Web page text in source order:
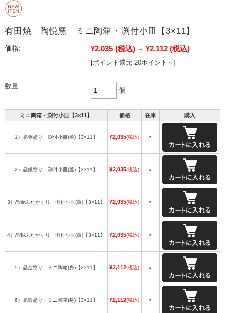
有田焼 陶悦窯 ミニ陶箱・渕付小皿【3×11】
価格: ¥2,035 (税込) ～ ¥2,112 (税込)
[ポイント還元 20ポイント～]
数量:
個
ミニ陶箱・渕付小皿【3×11】 価格 在庫 購入
1）晶金塗り 渕付小皿(蓋)【3×11】 ¥2,035(税込) ○
2）晶銀塗り 渕付小皿(蓋)【3×11】 ¥2,035(税込) ○
3）晶金ふたかすり 渕付小皿(蓋)【3×11】 ¥2,035(税込) ○
4）晶銀ふたかすり 渕付小皿(蓋)【3×11】 ¥2,035(税込) ○
5）晶金塗り ミニ陶箱(身)【3×11】 ¥2,112(税込) ○
6）晶銀塗り ミニ陶箱(身)【3×11】 ¥2,112(税込) ○